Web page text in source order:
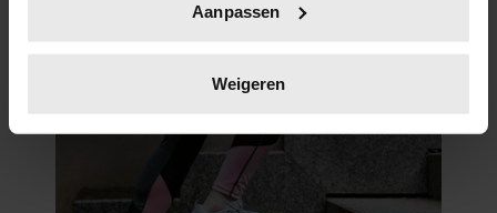
scannen op specifieke eigenschappen (fingerprinting)
verwerkt en stel uw voorkeuren in het
intrekken in de Cookieverklaring.
We gebruiken cookies om content en advertenties te
Aanpassen
Weigeren